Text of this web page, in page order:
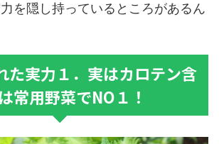
を隠し持っているところがあるん
た実力１．実はカロテン含
常用野菜でNO１！